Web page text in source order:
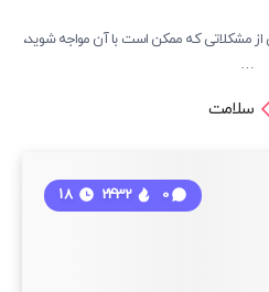
مشکلاتی که ممکن است با آن مواجه شوید،
…
سلامت
0
2432